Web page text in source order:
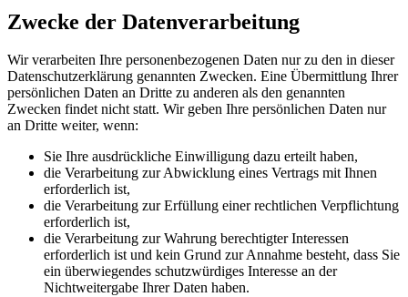
Zwecke der Datenverarbeitung
Wir verarbeiten Ihre personenbezogenen Daten nur zu den in dieser
Datenschutzerklärung genannten Zwecken. Eine Übermittlung Ihrer
persönlichen Daten an Dritte zu anderen als den genannten
Zwecken findet nicht statt. Wir geben Ihre persönlichen Daten nur
an Dritte weiter, wenn:
Sie Ihre ausdrückliche Einwilligung dazu erteilt haben,
die Verarbeitung zur Abwicklung eines Vertrags mit Ihnen
erforderlich ist,
die Verarbeitung zur Erfüllung einer rechtlichen Verpflichtung
erforderlich ist,
die Verarbeitung zur Wahrung berechtigter Interessen
erforderlich ist und kein Grund zur Annahme besteht, dass Sie
ein überwiegendes schutzwürdiges Interesse an der
Nichtweitergabe Ihrer Daten haben.